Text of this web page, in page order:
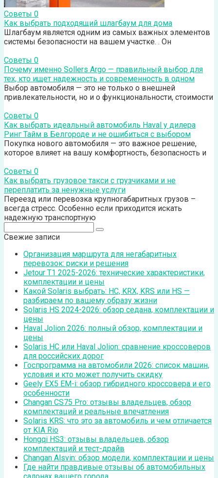
Советы 0
Как выбрать подходящий шлагбаум для дома
Шлагбаум является одним из самых важных элементов
системы безопасности на вашем участке. . Он
Советы 0
Почему именно Sollers Argo — правильный выбор для
тех, кто ищет надежность и современность в одном
Выбор автомобиля — это не только о внешней
привлекательности, но и о функциональности, стоимости
Советы 0
Как выбрать идеальный автомобиль Haval у дилера
Ринг Тайм в Белгороде и не ошибиться с выбором
Покупка нового автомобиля — это важное решение,
которое влияет на вашу комфортность, безопасность и
Советы 0
Как выбрать грузовое такси с грузчиками и не
переплатить за ненужные услуги
Переезд или перевозка крупногабаритных грузов –
всегда стресс. Особенно если приходится искать
надежную транспортную
Свежие записи
Организация маршрута для негабаритных
перевозок: риски и решения
Jetour T1 2025-2026: технические характеристики,
комплектации и цены
Какой Solaris выбрать: HC, KRX, KRS или HS —
разбираем по вашему образу жизни
Solaris HS 2024-2026: обзор седана, комплектации и
цены
Haval Jolion 2026: полный обзор, комплектации и
цены
Solaris HC или Haval Jolion: сравнение кроссоверов
для российских дорог
Госпрограмма на автомобили 2026: список машин,
условия и кто может получить скидку
Geely EX5 EM-i: обзор гибридного кроссовера и его
особенности
Changan CS75 Pro: отзывы владельцев, обзор
комплектаций и реальные впечатления
Solaris KRS: что это за автомобиль и чем отличается
от KIA Rio
Hongqi HS3: отзывы владельцев, обзор
комплектаций и тест-драйв
Changan Alsvin: обзор модели, комплектации и цены
Где найти правдивые отзывы об автомобильных
салонах вашего города